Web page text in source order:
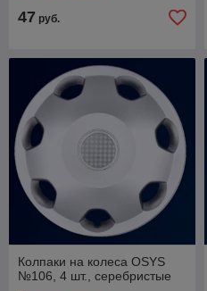
47 руб.
Колпаки на колеса OSYS
№106, 4 шт., серебристые